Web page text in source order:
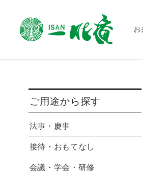
お
ご用途から探す
法事・慶事
接待・おもてなし
会議・学会・研修